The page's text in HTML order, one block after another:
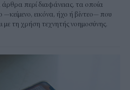
περί διαφάνειας, τα οποία
εικόνα, ήχο ή βίντεο— που
με τη χρήση τεχνητής νοημοσύνης.